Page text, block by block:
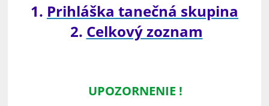
1. Prihláška tanečná skupina
2. Celkový zoznam
UPOZORNENIE !